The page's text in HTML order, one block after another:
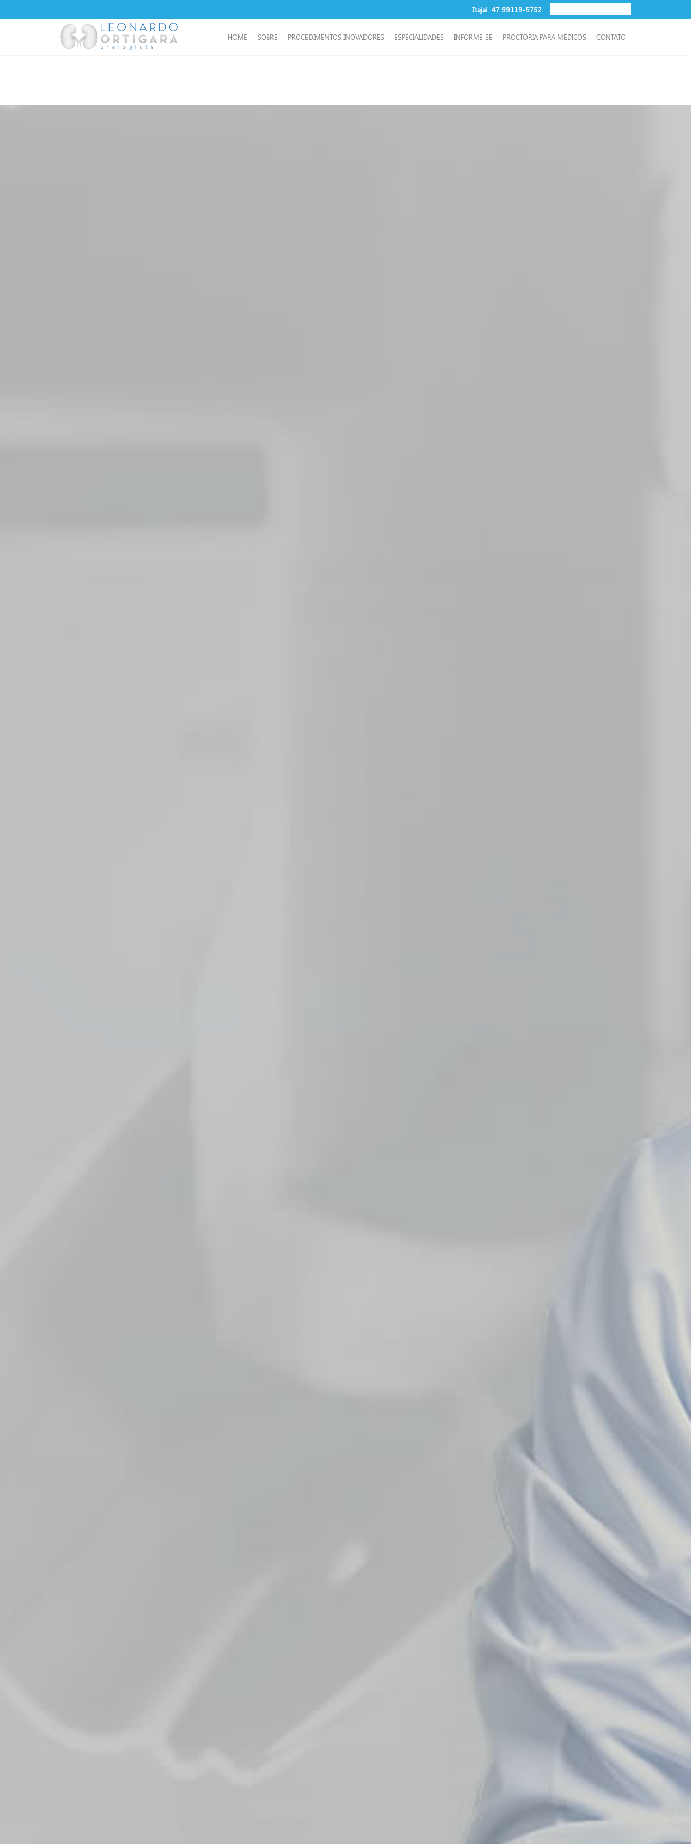
HOME SOBRE PROCEDIMENTOS INOVADORES ESPECIALIDADES INFORME-SE PROCTORIA PARA MÉDICOS CONTATO
Itajaí 47 99119-5752